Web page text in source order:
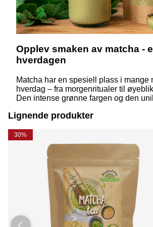
Opplev smaken av matcha -
hverdagen
Matcha har en spesiell plass i mange
hverdag – fra morgenritualer til
Den intense grønne fargen og den
eksperimentere på kjøkkenet. Men
råvaren til å lage deilige drikker?
Lignende produkter
30%